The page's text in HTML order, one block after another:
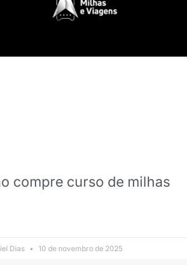
compre curso de milhas
Dias 10 de novembro de 2025